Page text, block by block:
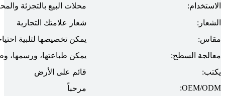
الاستخدام:
محلات البيع بالتجزئة
الشعار:
شعار علامتك التجارية
مقاس:
يمكن تخصيصها لتلبية
معالجة السطح:
يمكن طباعتها، ورسمها،
يكتب:
قائم على الأرض
OEM/ODM:
مرحباً